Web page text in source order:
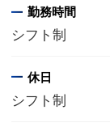
勤務時間
シフト制
休日
シフト制